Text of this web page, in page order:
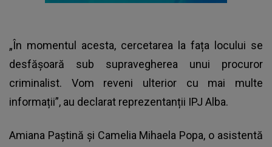
„În momentul acesta, cercetarea la fața locului se
desfășoară sub supravegherea unui procuror
criminalist. Vom reveni ulterior cu mai multe
informații”, au declarat reprezentanții IPJ Alba.
Amiana Paștină și Camelia Mihaela Popa, o asistentă